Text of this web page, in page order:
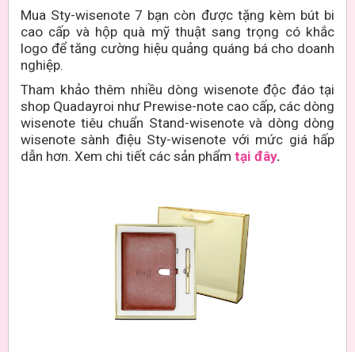
Mua Sty-wisenote 7 bạn còn được tặng kèm bút bi
cao cấp và hộp quà mỹ thuật sang trọng có khắc
logo để tăng cường hiệu quảng quáng bá cho doanh
nghiệp.
Tham khảo thêm nhiều dòng wisenote độc đáo tại
shop Quadayroi như Prewise-note cao cấp, các dòng
wisenote tiêu chuẩn Stand-wisenote và dòng dòng
wisenote sành điệu Sty-wisenote với mức giá hấp
dẫn hơn. Xem chi tiết các sản phẩm tại đây.